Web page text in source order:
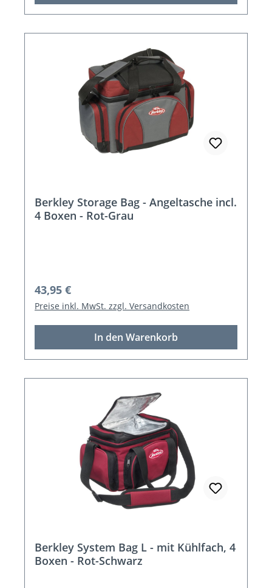
Berkley Storage Bag - Angeltasche incl.
4 Boxen - Rot-Grau
Regulärer Preis:
43,95 €
Preise inkl. MwSt. zzgl. Versandkosten
In den Warenkorb
Berkley System Bag L - mit Kühlfach, 4
Boxen - Rot-Schwarz